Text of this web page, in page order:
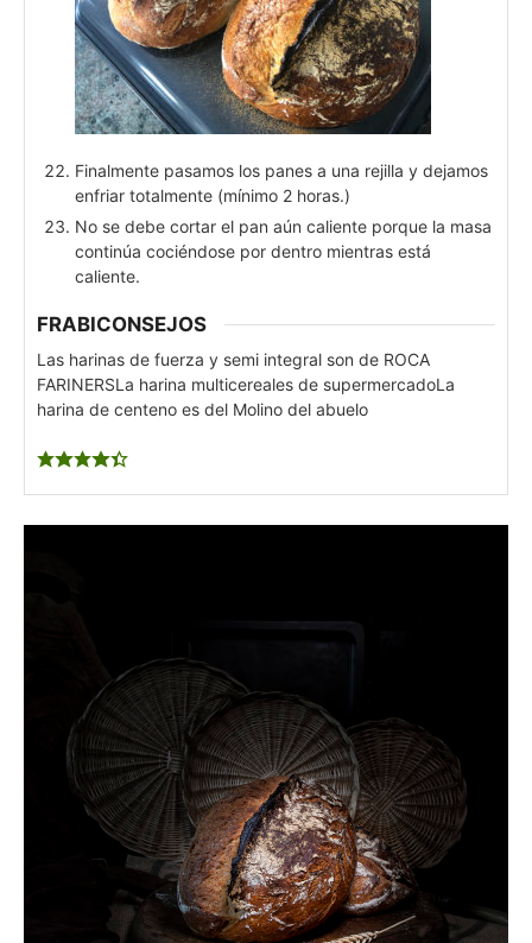
Finalmente pasamos los panes a una rejilla y dejamos
enfriar totalmente (mínimo 2 horas.)
No se debe cortar el pan aún caliente porque la masa
continúa cociéndose por dentro mientras está
caliente.
FRABICONSEJOS
Las harinas de fuerza y semi integral son de ROCA
FARINERSLa harina multicereales de supermercadoLa
harina de centeno es del Molino del abuelo